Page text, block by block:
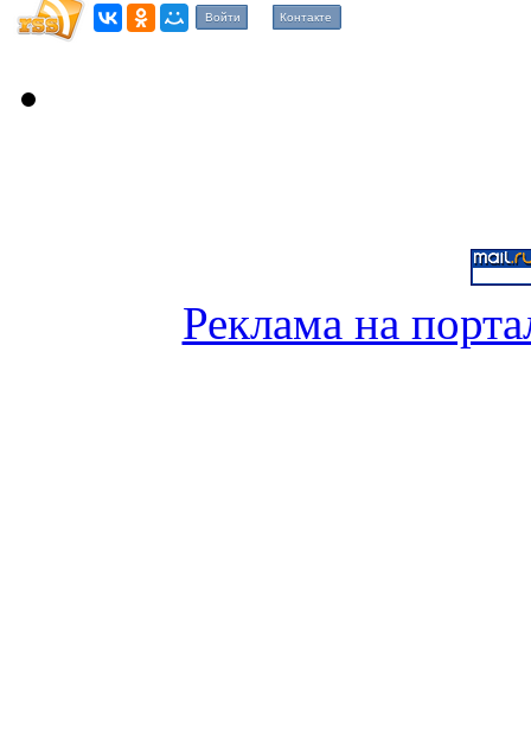
Войти Контакте
Реклама на